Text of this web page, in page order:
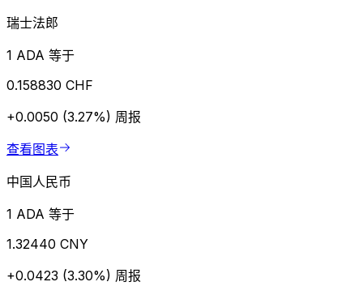
瑞士法郎
1 ADA 等于
0.158830 CHF
+0.0050 (3.27%) 周报
查看图表
中国人民币
1 ADA 等于
1.32440 CNY
+0.0423 (3.30%) 周报